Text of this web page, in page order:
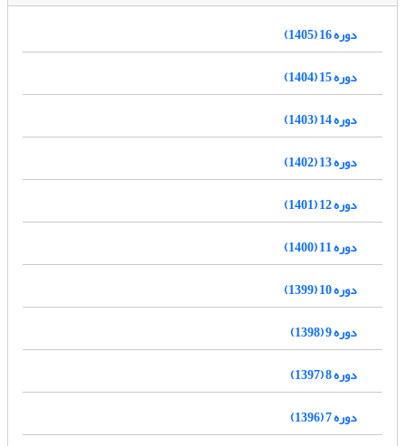
دوره 16 (1405)
دوره 15 (1404)
دوره 14 (1403)
دوره 13 (1402)
دوره 12 (1401)
دوره 11 (1400)
دوره 10 (1399)
دوره 9 (1398)
دوره 8 (1397)
دوره 7 (1396)